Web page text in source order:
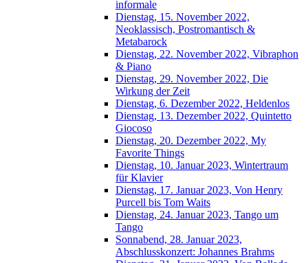
informale
Dienstag, 15. November 2022,
Neoklassisch, Postromantisch &
Metabarock
Dienstag, 22. November 2022, Vibraphon
& Piano
Dienstag, 29. November 2022, Die
Wirkung der Zeit
Dienstag, 6. Dezember 2022, Heldenlos
Dienstag, 13. Dezember 2022, Quintetto
Giocoso
Dienstag, 20. Dezember 2022, My
Favorite Things
Dienstag, 10. Januar 2023, Wintertraum
für Klavier
Dienstag, 17. Januar 2023, Von Henry
Purcell bis Tom Waits
Dienstag, 24. Januar 2023, Tango um
Tango
Sonnabend, 28. Januar 2023,
Abschlusskonzert: Johannes Brahms